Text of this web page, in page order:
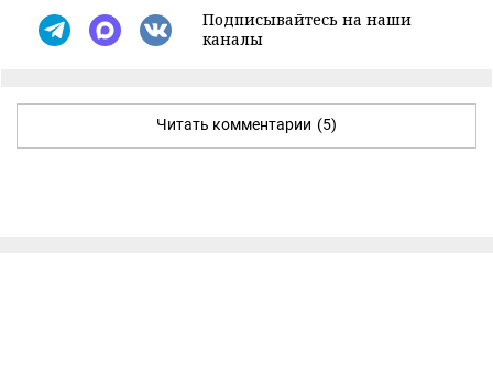
Подписывайтесь на наши
каналы
Читать комментарии (5)